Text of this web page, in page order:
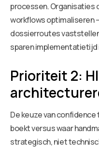
processen. Organisaties
workflows optimaliseren
dossierroutes
sparen implementatietijd
Prioriteit 2:
De keuze van
boekt versus waar
strategisch, niet